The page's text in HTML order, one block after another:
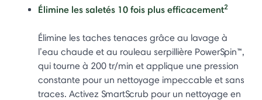
Élimine les saletés 10 fois plus efficacement2
Élimine les taches tenaces grâce au lavage à
l’eau chaude et au rouleau serpillière PowerSpin™,
qui tourne à 200 tr/min et applique une pression
constante pour un nettoyage impeccable et sans
traces. Activez SmartScrub pour un nettoyage en